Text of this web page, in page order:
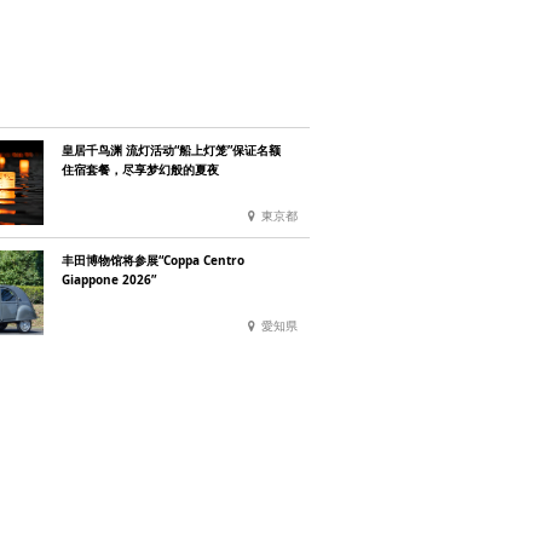
皇居千鸟渊 流灯活动“船上灯笼”保证名额
住宿套餐，尽享梦幻般的夏夜
東京都
丰田博物馆将参展“Coppa Centro
Giappone 2026”
愛知県